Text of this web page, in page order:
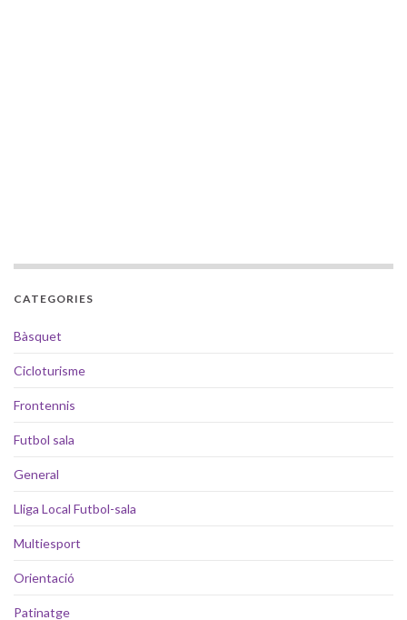
CATEGORIES
Bàsquet
Cicloturisme
Frontennis
Futbol sala
General
Lliga Local Futbol-sala
Multiesport
Orientació
Patinatge